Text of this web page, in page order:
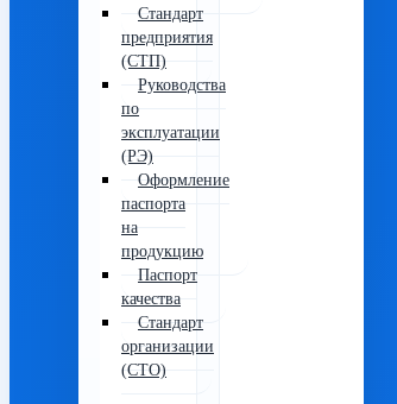
Стандарт
предприятия
(СТП)
Руководства
по
эксплуатации
(РЭ)
Оформление
паспорта
на
продукцию
Паспорт
качества
Стандарт
организации
(СТО)